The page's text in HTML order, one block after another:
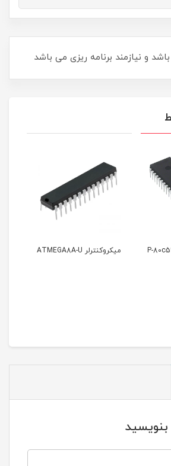
و نیازمند برنامه ریزی می باشد
میکروکنترلر
بنویسید